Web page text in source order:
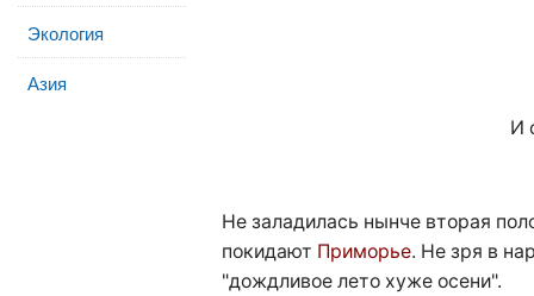
Экология
Азия
И
Не заладилась нынче вторая
покидают Приморье. Не зря в
"дождливое лето хуже осени".